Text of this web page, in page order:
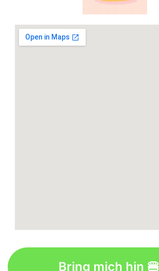
Bring mich hin 🍔